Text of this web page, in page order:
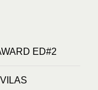
ED#2